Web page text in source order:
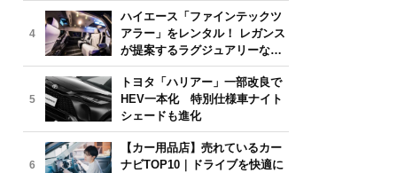
4
ハイエース「ファインテックツ
アラー」をレンタル！ レガンス
が提案するラグジュアリーな移
動体験
5
トヨタ「ハリアー」一部改良で
HEV一本化 特別仕様車ナイト
シェードも進化
6
【カー用品店】売れているカー
ナビTOP10｜ドライブを快適に